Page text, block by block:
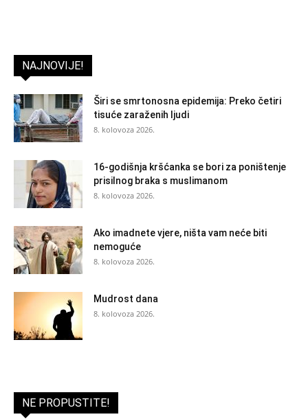
NAJNOVIJE!
Širi se smrtonosna epidemija: Preko četiri
tisuće zaraženih ljudi
8. kolovoza 2026.
16-godišnja kršćanka se bori za poništenje
prisilnog braka s muslimanom
8. kolovoza 2026.
Ako imadnete vjere, ništa vam neće biti
nemoguće
8. kolovoza 2026.
Mudrost dana
8. kolovoza 2026.
NE PROPUSTITE!